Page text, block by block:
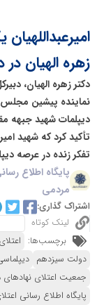
زهره الهیان
دکتر زهره الهیان،
نماینده پیشین
دیپلمات شهید جبهه
تأکید کرد که شهید
تفکر زنده در عرصه
پایگاه اطلاع
مردمی
اشتراک گذاری:
لینک کوتاه
برچسب‌ها:
دولت سیزدهم
جمعیت اعتلای نهادهای
پایگاه اطلاع رسانی